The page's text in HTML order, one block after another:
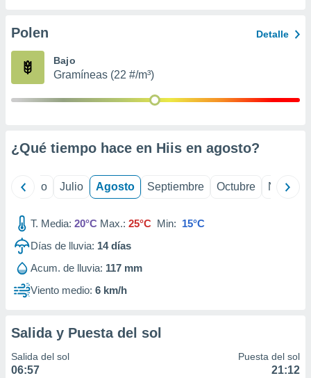
e
mediante
de
Polen Detalle
Bajo
Gramíneas (22 #/m³)
¿Qué tiempo hace en Hiis en agosto?
Junio Julio Agosto Septiembre Octubre
T. Media: 20°C Max.: 25°C Min: 15°C
Días de lluvia: 14días
Acum. de lluvia: 117 mm
Viento medio: 6 km/h
Salida y Puesta del sol
Salida del sol
06:57
Puesta del sol
21:12